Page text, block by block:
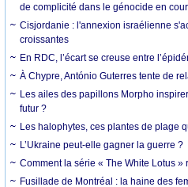
de complicité dans le génocide en
Cisjordanie : l'annexion israélienne
croissantes
En RDC, l’écart se creuse entre
À Chypre, António Guterres tente de
Les ailes des papillons Morpho
futur ?
Les halophytes, ces plantes de plage
L’Ukraine peut-elle gagner la guerre ?
Comment la série « The White Lotus
Fusillade de Montréal : la haine des